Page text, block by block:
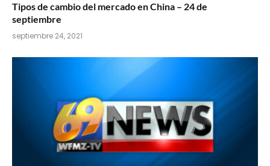
Tipos de cambio del mercado en China – 24 de
septiembre
septiembre 24, 2021